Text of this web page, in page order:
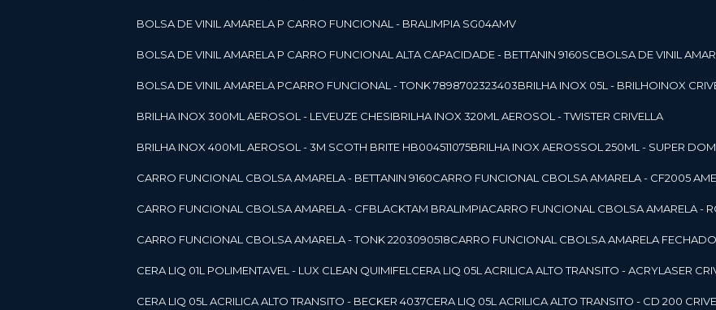
BOLSA DE VINIL AMARELA P CARRO FUNCIONAL - BRALIMPIA SG04AMV
BOLSA DE VINIL AMARELA P CARRO FUNCIONAL ALTA CAPACIDADE - BETTANIN 9160SC BOLSA DE VINIL
BOLSA DE VINIL AMARELA PCARRO FUNCIONAL - TONK 7898702323403 BRILHA INOX 05L - BRILHOINOX
BRILHA INOX 300ML AEROSOL - LEVEUZE CHESI BRILHA INOX 320ML AEROSOL - TWISTER CRIVELLA
BRILHA INOX 400ML AEROSOL - 3M SCOTH BRITE HB004511075 BRILHA INOX AEROSSOL 250ML - SUPER
CARRO FUNCIONAL CBOLSA AMARELA - BETTANIN 9160 CARRO FUNCIONAL CBOLSA AMARELA - CF2005
CARRO FUNCIONAL CBOLSA AMARELA - CFBLACKTAM BRALIMPIA CARRO FUNCIONAL CBOLSA AMARELA -
CARRO FUNCIONAL CBOLSA AMARELA - TONK 2203090518 CARRO FUNCIONAL CBOLSA AMARELA
CERA LIQ 01L POLIMENTAVEL - LUX CLEAN QUIMIFEL CERA LIQ 05L ACRILICA ALTO TRANSITO - ACRYLASER
CERA LIQ 05L ACRILICA ALTO TRANSITO - BECKER 4037 CERA LIQ 05L ACRILICA ALTO TRANSITO - CD 200